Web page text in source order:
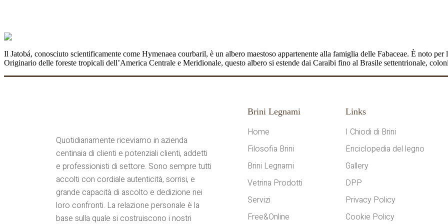
Il Jatobá, conosciuto scientificamente come Hymenaea courbaril, è un albero maestoso appartenente alla famiglia delle Fabaceae. È noto
Originario delle foreste tropicali dell’America Centrale e Meridionale, questo albero si estende dai Caraibi fino al Brasile settentrionale,
Quotidianamente riceviamo in azienda
centinaia di clienti e potenziali clienti, addetti
e professionisti di settore. Sono sempre tutti
accolti con cordiale autenticità, sorrisi, e
grande capacità di ascolto e dedizione nei
loro confronti. La relazione personale è la
base sulla quale si costruiscono i nostri
Brini Legnami
Home
Filosofia Brini
Brini Legnami
Vetrina Prodotti
Servizi
Free&Online
Links
I Chiodi di Brini
Enciclopedia del legno
Gallery
DPP
Privacy Policy
Cookie Policy